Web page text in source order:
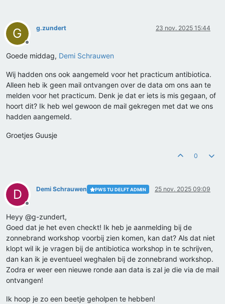
G
Offline
g.zundert 23 nov. 2025 15:44
Goede middag, Demi Schrauwen
Wij hadden ons ook aangemeld voor het practicum antibiotica.
Alleen heb ik geen mail ontvangen over de data om ons aan te
melden voor het practicum. Denk je dat er iets is mis gegaan, of
hoort dit? Ik heb wel gewoon de mail gekregen met dat we ons
hadden aangemeld.
Groetjes Guusje
0
D
Offline
Demi Schrauwen PWS TU DELFT ADMIN 25 nov. 2025 09:09
Heyy @g-zundert,
Goed dat je het even checkt! Ik heb je aanmelding bij de
zonnebrand workshop voorbij zien komen, kan dat? Als dat niet
klopt wil ik je vragen bij de antibiotica workshop in te schrijven,
dan kan ik je eventueel weghalen bij de zonnebrand workshop.
Zodra er weer een nieuwe ronde aan data is zal je die via de mail
ontvangen!
Ik hoop je zo een beetje geholpen te hebben!